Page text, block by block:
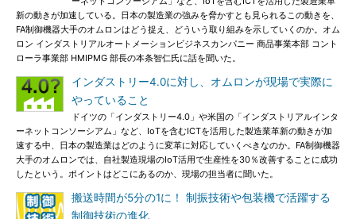
新の動きが加速している。日本の製造業の強みを脅かすとも見られるこの動きを、
FA制御機器大手のオムロンはどう捉え、どういう取り組みを示していくのか。オム
ロン インダストリアルオートメーションビジネスカンパニー 商品事業本部 コント
ローラ事業部 HMIPMG 部長の本条智仁氏に話を聞いた。
インダストリー4.0に対し、オムロンが現場で実際に
やっていること
ドイツの「インダストリー4.0」や米国の「インダストリアルインタ
ーネットコンソーシアム」など、IoTを含むICTを活用した製造業革新の動きが加
速する中、日本の製造業はどのように変革に対応していくべきなのか。FA制御機器
大手のオムロンでは、自社製造現場のIoT活用で生産性を30％改善することに成功
したという。ポイントはどこにあるのか、現場の担当者に聞いた。
搬送時間が5分の1に！ 制振技術や包装機で活躍する
制御技術の進化